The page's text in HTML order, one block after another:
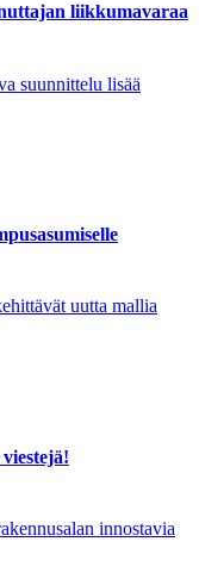
liikkumavaraa
suunnittelu lisää
uutta mallia
innostavia